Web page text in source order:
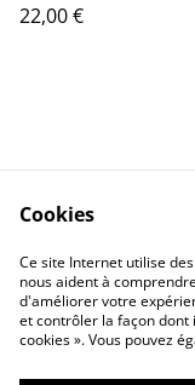
PW 38387
22,00 €
Cookies
Ce site Internet utilise
nous aident à
d'améliorer votre
et contrôler la façon dont
cookies ». Vous pouvez